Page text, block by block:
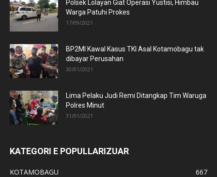
Polsek Lolayan Giat Operasi Yustisi, Himbau
Warga Patuhi Prokes
17/09/2021
BP2MI Kawal Kasus TKI Asal Kotamobagu tak
dibayar Perusahan
30/01/2021
Lima Pelaku Judi Remi Ditangkap Tim Waruga
Polres Minut
31/01/2021
KATEGORI E POPULLARIZUAR
KOTAMOBAGU
667